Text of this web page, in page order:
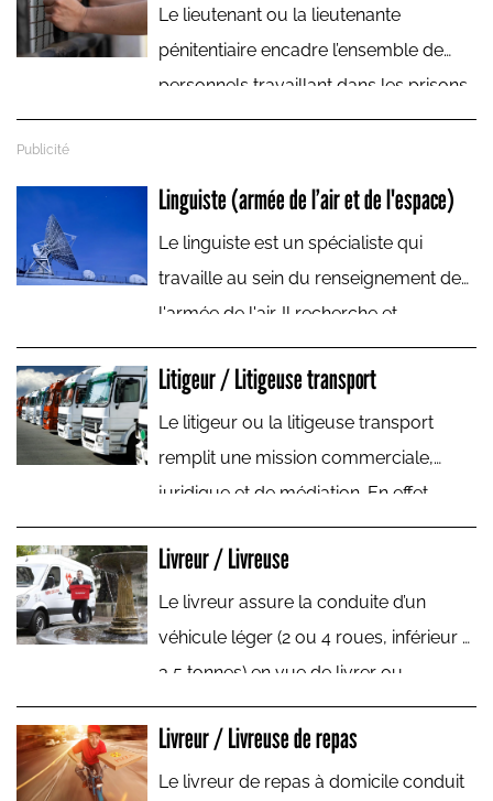
ses choix parmi une production
éditoriale toujours foisonnante.
Le lieutenant ou la lieutenante
pénitentiaire encadre l’ensemble de
personnels travaillant dans les prisons
et assure le maintien de la sécurité.
Linguiste (armée de l’air et de l'espace)
Le linguiste est un spécialiste qui
travaille au sein du renseignement de
l'armée de l'air. Il recherche et
intercepte des trafics
électromagnétiques émis dans
différentes langues.
Litigeur / Litigeuse transport
Le litigeur ou la litigeuse transport
remplit une mission commerciale,
juridique et de médiation. En effet,
il/elle a en charge le règlement de
litiges pouvant survenir lors d’un
transport de biens ou de personnes
entre un transporteur et un
commanditaire.
Livreur / Livreuse
Le livreur assure la conduite d’un
véhicule léger (2 ou 4 roues, inférieur à
3,5 tonnes) en vue de livrer ou
d’enlever des marchandises. Il travaille
surtout en ville, dans un rayon de 100
km et ses déplacements ne dépassent
Livreur / Livreuse de repas
Le livreur de repas à domicile conduit